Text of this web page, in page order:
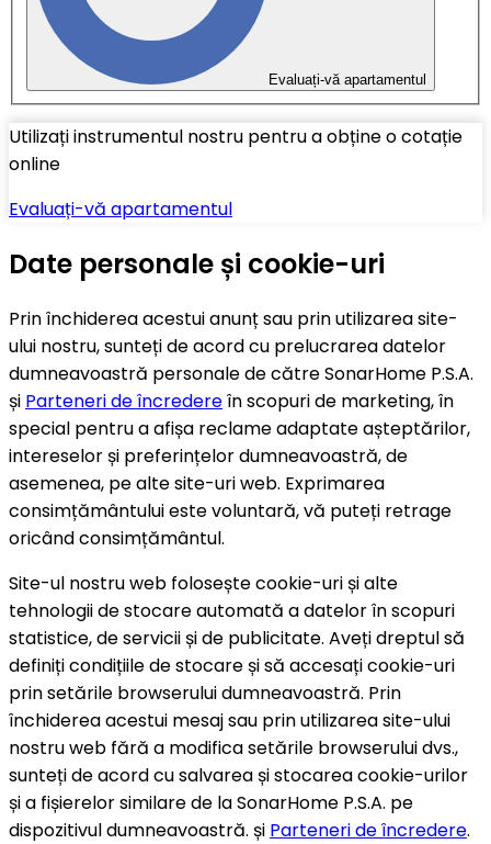
Evaluați-vă apartamentul
Utilizați instrumentul nostru pentru a obține o cotație
online
Evaluați-vă apartamentul
Date personale și cookie-uri
Prin închiderea acestui anunț sau prin utilizarea site-
ului nostru, sunteți de acord cu prelucrarea datelor
dumneavoastră personale de către SonarHome P.S.A.
și Parteneri de încredereîn scopuri de marketing, în
special pentru a afișa reclame adaptate așteptărilor,
intereselor și preferințelor dumneavoastră, de
asemenea, pe alte site-uri web. Exprimarea
consimțământului este voluntară, vă puteți retrage
oricând consimțământul.
Site-ul nostru web folosește cookie-uri și alte
tehnologii de stocare automată a datelor în scopuri
statistice, de servicii și de publicitate. Aveți dreptul să
definiți condițiile de stocare și să accesați cookie-uri
prin setările browserului dumneavoastră. Prin
închiderea acestui mesaj sau prin utilizarea site-ului
nostru web fără a modifica setările browserului dvs.,
sunteți de acord cu salvarea și stocarea cookie-urilor
și a fișierelor similare de la SonarHome P.S.A. pe
dispozitivul dumneavoastră. și Parteneri de încredere.